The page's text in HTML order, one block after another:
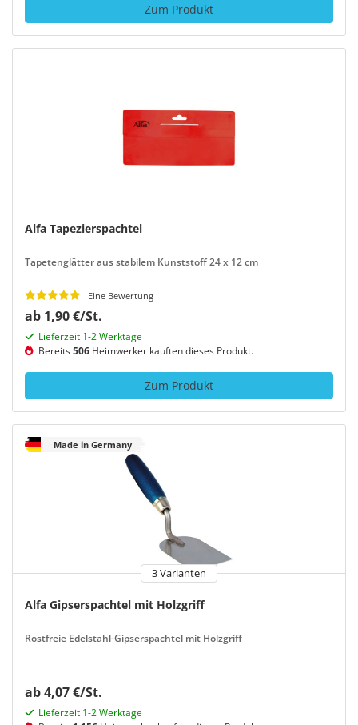
Zum Produkt
Alfa Tapezierspachtel
Tapetenglätter aus stabilem Kunststoff 24 x 12 cm
Eine Bewertung
ab 1,90 €/St.
Lieferzeit 1-2 Werktage
Bereits506 Heimwerker kauften dieses Produkt.
Zum Produkt
Made in Germany
3 Varianten
Alfa Gipserspachtel mit Holzgriff
Rostfreie Edelstahl-Gipserspachtel mit Holzgriff
ab 4,07 €/St.
Lieferzeit 1-2 Werktage